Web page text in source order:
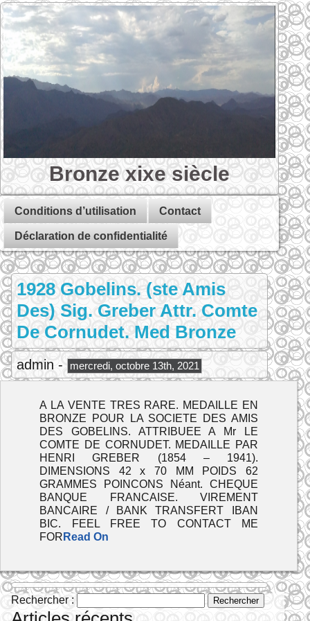
Bronze xixe siècle
Conditions d’utilisation Contact
Déclaration de confidentialité
1928 Gobelins. (ste Amis
Des) Sig. Greber Attr. Comte
De Cornudet. Med Bronze
admin - mercredi, octobre 13th, 2021
A LA VENTE TRES RARE. MEDAILLE EN
BRONZE POUR LA SOCIETE DES AMIS
DES GOBELINS. ATTRIBUEE A Mr LE
COMTE DE CORNUDET. MEDAILLE PAR
HENRI GREBER (1854 – 1941).
DIMENSIONS 42 x 70 MM POIDS 62
GRAMMES POINCONS Néant. CHEQUE
BANQUE FRANCAISE. VIREMENT
BANCAIRE / BANK TRANSFERT IBAN
BIC. FEEL FREE TO CONTACT ME
FOR Read On
Rechercher :